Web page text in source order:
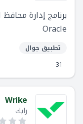
برنامج إدارة
Oracle
تطبيق جوال
31
Wrike
رايك